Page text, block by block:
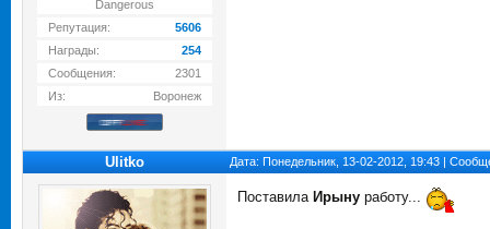
Dangerous
Репутация:
5606
Награды:
254
Сообщения:
2301
Из:
Воронеж
Ulitko Дата: Понедельник, 13-02-2012, 19:43 |
Поставила Ирыну работу...